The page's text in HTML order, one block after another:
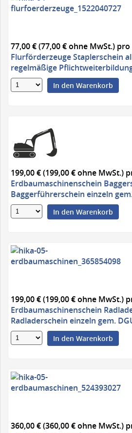
77,00 € (77,00 € ohne MwSt.) pro
Flurförderzeuge Staplerschein
regelmäßige
In den Warenkorb
199,00 € (199,00 € ohne MwSt.)
Erdbaumaschinenschein
Baggerführerschein einzeln
In den Warenkorb
199,00 € (199,00 € ohne MwSt.)
Erdbaumaschinenschein
Radladerschein einzeln gem.
In den Warenkorb
360,00 € (360,00 € ohne MwSt.)